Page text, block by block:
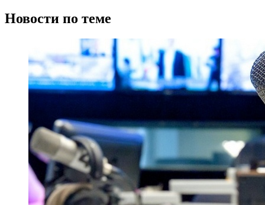
Новости по теме